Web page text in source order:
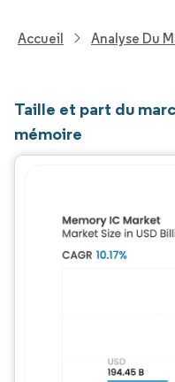
Accueil Analyse Du
Taille et part du
mémoire